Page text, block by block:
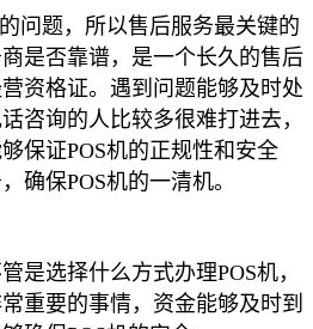
题，所以售后服务最关键的
是否靠谱，是一个长久的售后
资格证。遇到问题能够及时处
咨询的人比较多很难打进去，
保证POS机的正规性和安全
确保POS机的一清机。
选择什么方式办理POS机，
重要的事情，资金能够及时到